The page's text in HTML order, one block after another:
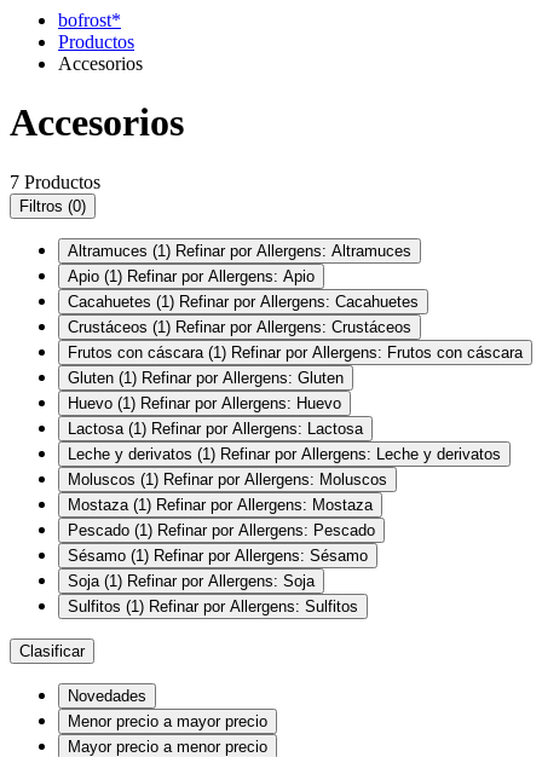
bofrost*
Productos
Accesorios
Accesorios
7 Productos
Filtros (0)
Altramuces (1) Refinar por Allergens: Altramuces
Apio (1) Refinar por Allergens: Apio
Cacahuetes (1) Refinar por Allergens: Cacahuetes
Crustáceos (1) Refinar por Allergens: Crustáceos
Frutos con cáscara (1) Refinar por Allergens: Frutos con cáscara
Gluten (1) Refinar por Allergens: Gluten
Huevo (1) Refinar por Allergens: Huevo
Lactosa (1) Refinar por Allergens: Lactosa
Leche y derivatos (1) Refinar por Allergens: Leche y derivatos
Moluscos (1) Refinar por Allergens: Moluscos
Mostaza (1) Refinar por Allergens: Mostaza
Pescado (1) Refinar por Allergens: Pescado
Sésamo (1) Refinar por Allergens: Sésamo
Soja (1) Refinar por Allergens: Soja
Sulfitos (1) Refinar por Allergens: Sulfitos
Clasificar
Novedades
Menor precio a mayor precio
Mayor precio a menor precio